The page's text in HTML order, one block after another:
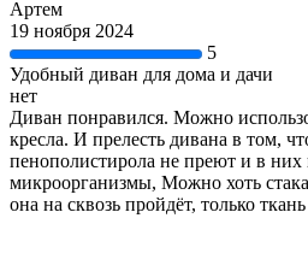
Артем
19 ноября 2024
5
Удобный диван для дома и дачи
нет
Диван понравился. Можно
кресла. И прелесть дивана в том,
пенополистирола не преют и в них
микроорганизмы, Можно хоть
она на сквозь пройдёт, только